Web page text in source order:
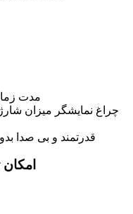
مدت زمان
چراغ نمایشگر میزان
قدرتمند و بی صدا